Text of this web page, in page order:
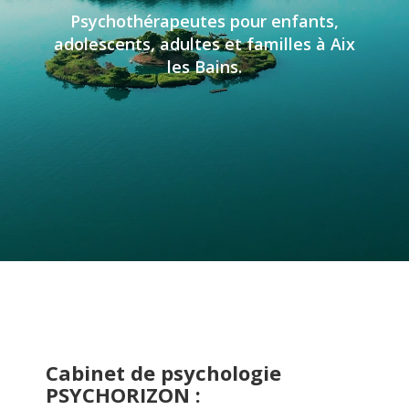
Psychothérapeutes pour enfants,
adolescents, adultes et familles à Aix
les Bains.
Cabinet de psychologie
PSYCHORIZON :